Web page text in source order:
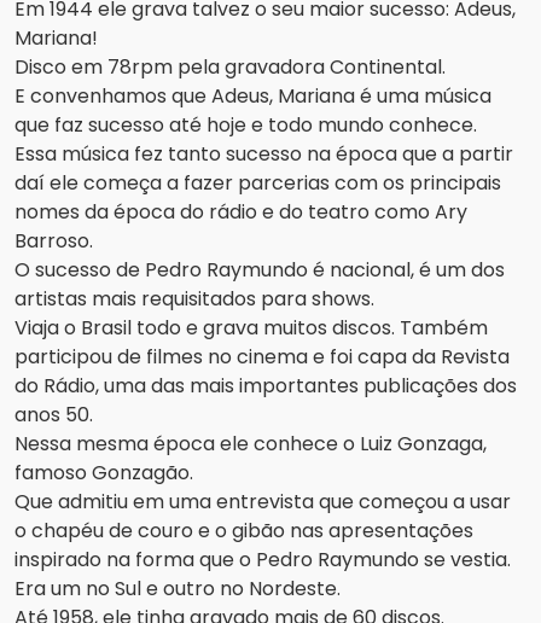
Em 1944 ele grava talvez o seu maior sucesso: Adeus,
Mariana!
Disco em 78rpm pela gravadora Continental.
E convenhamos que Adeus, Mariana é uma música
que faz sucesso até hoje e todo mundo conhece.
Essa música fez tanto sucesso na época que a partir
daí ele começa a fazer parcerias com os principais
nomes da época do rádio e do teatro como Ary
Barroso.
O sucesso de Pedro Raymundo é nacional, é um dos
artistas mais requisitados para shows.
Viaja o Brasil todo e grava muitos discos. Também
participou de filmes no cinema e foi capa da Revista
do Rádio, uma das mais importantes publicações dos
anos 50.
Nessa mesma época ele conhece o Luiz Gonzaga,
famoso Gonzagão.
Que admitiu em uma entrevista que começou a usar
o chapéu de couro e o gibão nas apresentações
inspirado na forma que o Pedro Raymundo se vestia.
Era um no Sul e outro no Nordeste.